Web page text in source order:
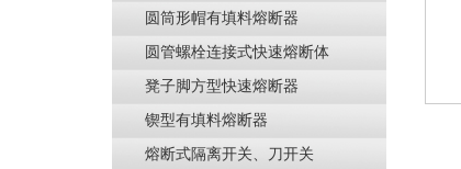
圆筒形帽有填料熔断器
圆管螺栓连接式快速熔断体
凳子脚方型快速熔断器
锲型有填料熔断器
熔断式隔离开关、刀开关